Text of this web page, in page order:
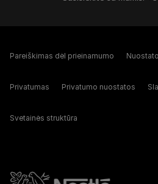
Pareiškimas dėl prieinamumo
Privatumas Privatumo nuostatos
Svetainės struktūra